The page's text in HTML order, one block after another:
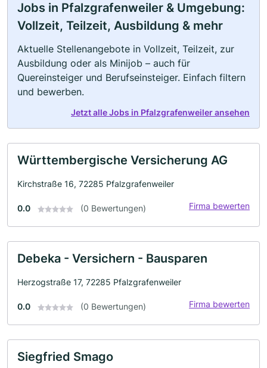
Jobs in Pfalzgrafenweiler & Umgebung:
Vollzeit, Teilzeit, Ausbildung & mehr
Aktuelle Stellenangebote in Vollzeit, Teilzeit, zur
Ausbildung oder als Minijob – auch für
Quereinsteiger und Berufseinsteiger. Einfach filtern
und bewerben.
Jetzt alle Jobs in Pfalzgrafenweiler ansehen
Württembergische Versicherung AG
Kirchstraße 16, 72285 Pfalzgrafenweiler
0.0 (0 Bewertungen) Firma bewerten
Debeka - Versichern - Bausparen
Herzogstraße 17, 72285 Pfalzgrafenweiler
0.0 (0 Bewertungen) Firma bewerten
Siegfried Smago